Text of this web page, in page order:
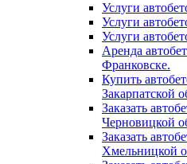
Услуги
Услуги
Услуги
Аренда
Франковске.
Купить
Закарпатской
Заказать
Черновицкой
Заказать
Хмельницкой